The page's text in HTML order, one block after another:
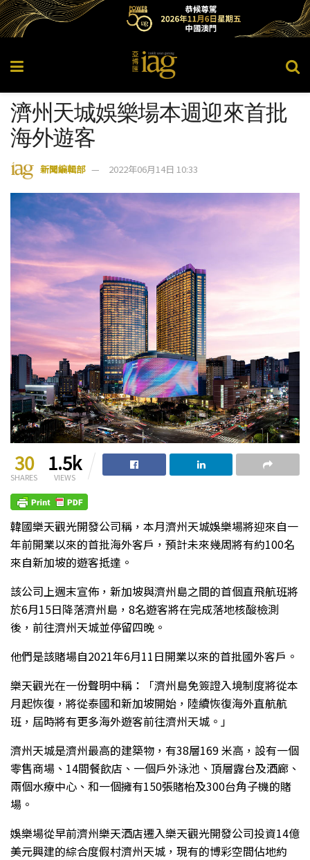
濟州天城娛樂場本週迎來首批
海外遊客
新聞編輯部 2022年06月14日 10:33
30
SHARES
1.5k
VIEWS
韓國樂天觀光開發公司稱，本月濟州天城娛樂場將迎來自一
年前開業以來的首批海外客戶，預計未來幾周將有約100名
來自新加坡的遊客抵達。
該公司上週末宣佈，新加坡與濟州島之間的首個直飛航班將
於6月15日降落濟州島，8名遊客將在完成落地核酸檢測
後，前往濟州天城並停留四晚。
他們是該賭場自2021年6月11日開業以來的首批國外客戶。
樂天觀光在一份聲明中稱：「濟州島免簽證入境制度將從本
月起恢復，將從泰國和新加坡開始，陸續恢復海外直航航
班，屆時將有更多海外遊客前往濟州天城。」
濟州天城是濟州最高的建築物，有38層169 米高，設有一個
零售商場、14間餐飲店、一個戶外泳池、頂層露台及酒廊、
兩個水療中心、和一個擁有150張賭枱及300台角子機的賭
場。
娛樂場從早前濟州樂天酒店遷入樂天觀光開發公司投資14億
美元興建的綜合度假村濟州天城，現有的博彩空間佔地約